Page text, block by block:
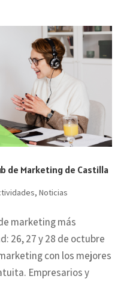
de Marketing de Castilla
, Noticias
marketing más
26, 27 y 28 de octubre
con los mejores
Empresarios y